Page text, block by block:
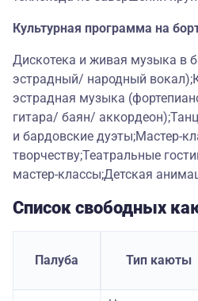
Культурная программа на
Дискотека и живая музыка в
эстрадный/ народный
эстрадная музыка
гитара/ баян/
и бардовские дуэты;Мастер-
творчеству;Театральные
мастер-классы;Детская
Список свободных
Палуба Тип каюты